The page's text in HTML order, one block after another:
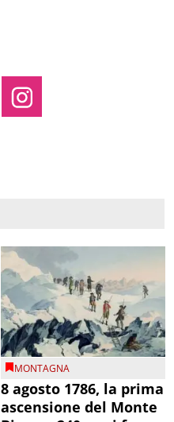
MONTAGNA
8 agosto 1786, la prima
ascensione del Monte